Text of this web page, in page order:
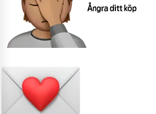
Ångra ditt köp